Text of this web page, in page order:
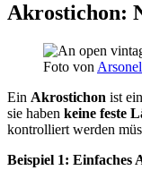
Akrostichon:
Foto von
Ein Akrostichon ist
sie haben keine feste
kontrolliert werden
Beispiel 1: